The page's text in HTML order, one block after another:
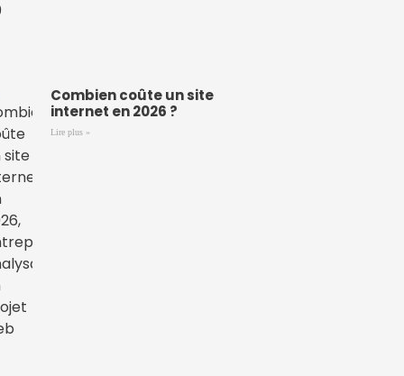
Combien coûte un site
internet en 2026 ?
Lire plus »